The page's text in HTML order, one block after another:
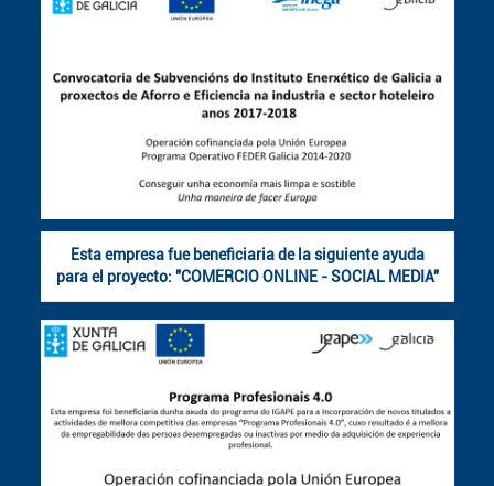
Esta empresa fue beneficiaria de la siguiente ayuda
para el proyecto: "COMERCIO ONLINE - SOCIAL MEDIA"